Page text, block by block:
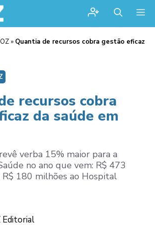
» Quantia de recursos cobra gestão eficaz
recursos cobra
da saúde em
verba 15% maior para a
no ano que vem: R$ 473
R$ 180 milhões ao Hospital
Editorial